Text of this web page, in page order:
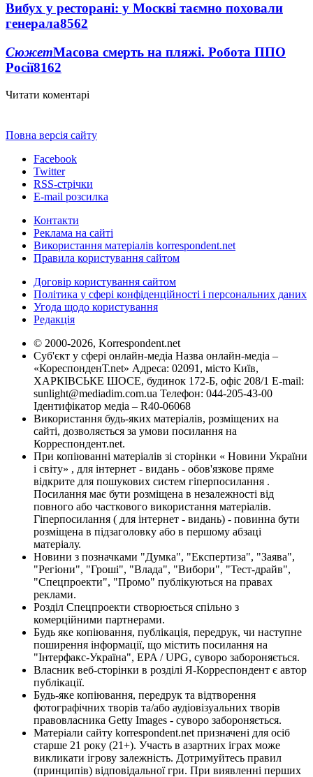
Вибух у ресторані: у Москві таємно поховали
генерала8562
СюжетМасова смерть на пляжі. Робота ППО
Росії8162
Читати коментарі
Повна версія сайту
Facebook
Twitter
RSS-стрічки
E-mail розсилка
Контакти
Реклама на сайті
Використання матеріалів korrespondent.net
Правила користування сайтом
Договір користування сайтом
Політика у сфері конфіденційності і персональних даних
Угода щодо користування
Редакція
© 2000-2026, Korrespondent.net
Суб'єкт у сфері онлайн-медіа Назва онлайн-медіа –
«КореспонденТ.net» Адреса: 02091, місто Київ,
ХАРКІВСЬКЕ ШОСЕ, будинок 172-Б, офіс 208/1 E-mail:
sunlight@mediadim.com.ua Телефон: 044-205-43-00
Ідентифікатор медіа – R40-06068
Використання будь-яких матеріалів, розміщених на
сайті, дозволяється за умови посилання на
Корреспондент.net.
При копіюванні матеріалів зі сторінки « Новини України
і світу» , для інтернет - видань - обов'язкове пряме
відкрите для пошукових систем гіперпосилання .
Посилання має бути розміщена в незалежності від
повного або часткового використання матеріалів.
Гіперпосилання ( для інтернет - видань) - повинна бути
розміщена в підзаголовку або в першому абзаці
матеріалу.
Новини з позначками "Думка", "Експертиза", "Заява",
"Регіони", "Гроші", "Влада", "Вибори", "Тест-драйв",
"Спецпроекти", "Промо" публікуються на правах
реклами.
Розділ Спецпроекти створюється спільно з
комерційними партнерами.
Будь яке копіювання, публікація, передрук, чи наступне
поширення інформації, що містить посилання на
"Інтерфакс-Україна", EPA / UPG, суворо забороняється.
Власник веб-сторінки в розділі Я-Корреспондент є автор
публікації.
Будь-яке копіювання, передрук та відтворення
фотографічних творів та/або аудіовізуальних творів
правовласника Getty Images - суворо забороняється.
Матеріали сайту korrespondent.net призначені для осіб
старше 21 року (21+). Участь в азартних іграх може
викликати ігрову залежність. Дотримуйтесь правил
(принципів) відповідальної гри. При виявленні перших